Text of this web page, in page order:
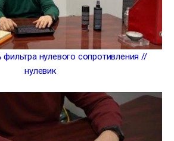
нулевого сопротивления //
нулевик